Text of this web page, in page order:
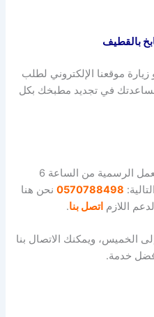
بالقطيف
موقعنا الإلكتروني لطلب
في تجديد مطبخك بكل
يمكنك الاتصال بنا خلال ساعات العمل الرسمية من الساعة 6
0570788498 نحن هنا
اللازم اتصل بنا.
الخميس، ويمكنك الاتصال بنا
خدمة.